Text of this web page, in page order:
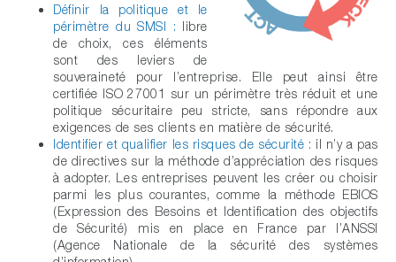
Définir la politique et le
périmètre du SMSI : libre
de choix, ces éléments
sont des leviers de
souveraineté pour l’entreprise. Elle peut ainsi être
certifiée ISO 27001 sur un périmètre très réduit et une
politique sécuritaire peu stricte, sans répondre aux
exigences de ses clients en matière de sécurité.
Identifier et qualifier les risques de sécurité : il n’y a pas
de directives sur la méthode d’appréciation des risques
à adopter. Les entreprises peuvent les créer ou choisir
parmi les plus courantes, comme la méthode EBIOS
(Expression des Besoins et Identification des objectifs
de Sécurité) mis en place en France par l’ANSSI
(Agence Nationale de la sécurité des systèmes